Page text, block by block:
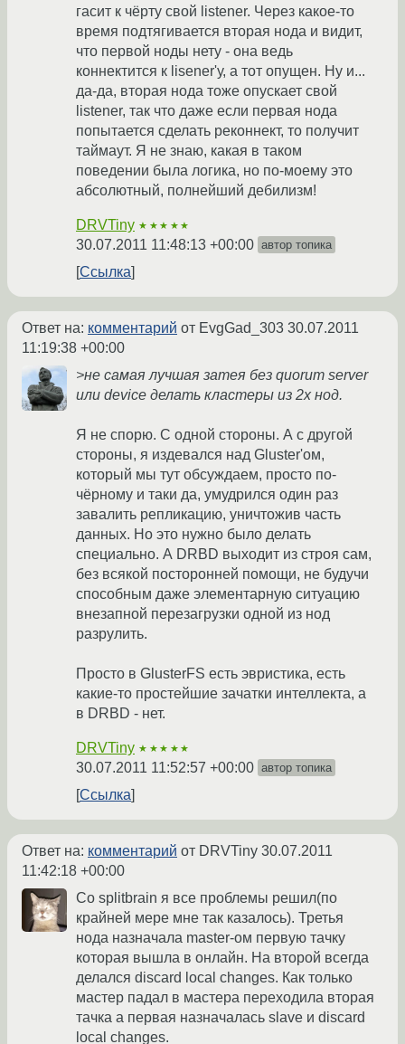
гасит к чёрту свой listener. Через какое-то
время подтягивается вторая нода и видит,
что первой ноды нету - она ведь
коннектится к lisener'у, а тот опущен. Ну и...
да-да, вторая нода тоже опускает свой
listener, так что даже если первая нода
попытается сделать реконнект, то получит
таймаут. Я не знаю, какая в таком
поведении была логика, но по-моему это
абсолютный, полнейший дебилизм!
DRVTiny ★★★★★
30.07.2011 11:48:13 +00:00 автор топика
Ссылка
Ответ на: комментарий от EvgGad_303 30.07.2011
11:19:38 +00:00
>не самая лучшая затея без quorum server
или device делать кластеры из 2х нод.
Я не спорю. С одной стороны. А с другой
стороны, я издевался над Gluster'ом,
который мы тут обсуждаем, просто по-
чёрному и таки да, умудрился один раз
завалить репликацию, уничтожив часть
данных. Но это нужно было делать
специально. А DRBD выходит из строя сам,
без всякой посторонней помощи, не будучи
способным даже элементарную ситуацию
внезапной перезагрузки одной из нод
разрулить.
Просто в GlusterFS есть эвристика, есть
какие-то простейшие зачатки интеллекта, а
в DRBD - нет.
DRVTiny ★★★★★
30.07.2011 11:52:57 +00:00 автор топика
Ссылка
Ответ на: комментарий от DRVTiny 30.07.2011
11:42:18 +00:00
Со splitbrain я все проблемы решил(по
крайней мере мне так казалось). Третья
нода назначала master-ом первую тачку
которая вышла в онлайн. На второй всегда
делался discard local changes. Как только
мастер падал в мастера переходила вторая
тачка а первая назначалась slave и discard
local changes.